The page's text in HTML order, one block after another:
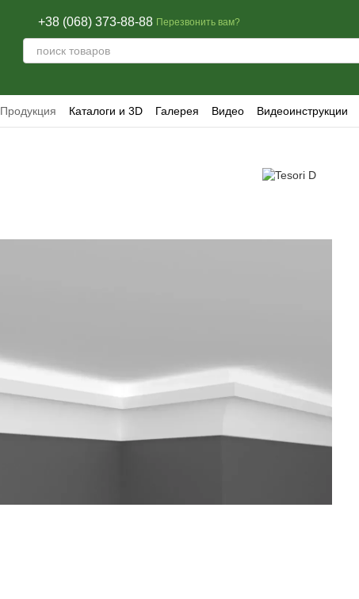
+38 (068) 373-88-88 Перезвонить вам?
Продукция Каталоги и 3D Галерея Видео Видеоинструкции